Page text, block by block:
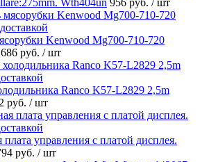
Kenwood Mg700-710-720
руб. / шт
Ranco K57-L2829 2,5m
руб. / шт
плата управления с платой дисплея.
руб. / шт